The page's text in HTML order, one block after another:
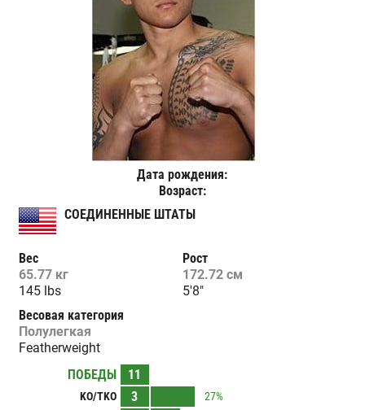
Дата рождения:
Возраст:
СОЕДИНЕННЫЕ ШТАТЫ
Вес
65.77 кг
145 lbs
Рост
172.72 см
5'8"
Весовая категория
Полулегкая
Featherweight
ПОБЕДЫ
11
KO/TKO 3
27%